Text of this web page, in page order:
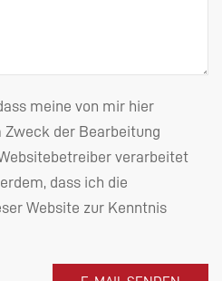
meine von mir hier
Zweck der Bearbeitung
verarbeitet
dass ich die
Website zur Kenntnis